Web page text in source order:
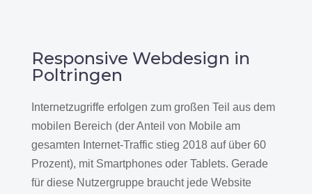
Responsive Webdesign in
Poltringen
Internetzugriffe erfolgen zum großen Teil aus dem
mobilen Bereich (der Anteil von Mobile am
gesamten Internet-Traffic stieg 2018 auf über 60
Prozent), mit Smartphones oder Tablets. Gerade
für diese Nutzergruppe braucht jede Website